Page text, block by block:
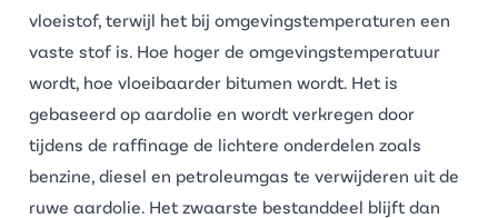
vloeistof, terwijl het bij omgevingstemperaturen een
vaste stof is. Hoe hoger de omgevingstemperatuur
wordt, hoe vloeibaarder bitumen wordt. Het is
gebaseerd op aardolie en wordt verkregen door
tijdens de raffinage de lichtere onderdelen zoals
benzine, diesel en petroleumgas te verwijderen uit de
ruwe aardolie. Het zwaarste bestanddeel blijft dan